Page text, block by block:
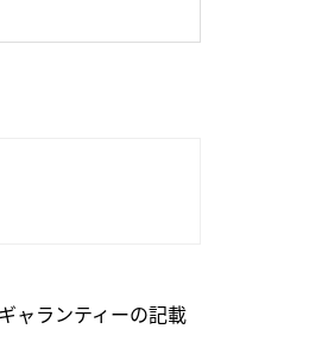
ャランティーの記載